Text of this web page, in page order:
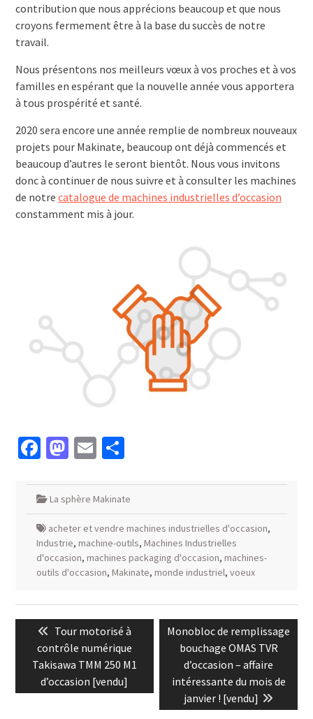
contribution que nous apprécions beaucoup et que nous
croyons fermement être à la base du succès de notre
travail.
Nous présentons nos meilleurs vœux à vos proches et à vos
familles en espérant que la nouvelle année vous apportera
à tous prospérité et santé.
2020 sera encore une année remplie de nombreux nouveaux
projets pour Makinate, beaucoup ont déjà commencés et
beaucoup d’autres le seront bientôt. Nous vous invitons
donc à continuer de nous suivre et à consulter les machines
de notre catalogue de machines industrielles d’occasion
constamment mis à jour.
Facebook
Mastodon
EmailPartager
La sphère Makinate
acheter et vendre machines industrielles d'occasion,
Industrie, machine-outils, Machines Industrielles
d'occasion, machines packaging d'occasion, machines-
outils d'occasion, Makinate, monde industriel, voeux
l’article
Previous
post:
Tour motorisé à
contrôle numérique
Takisawa TMM 250 M1
d’occasion [vendu]
Next
post:
Monobloc de remplissage
bouchage OMAS TVR
d’occasion – affaire
intéressante du mois de
janvier ! [vendu]